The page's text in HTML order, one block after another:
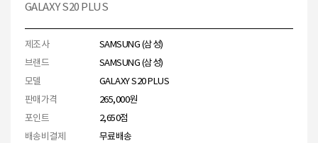
GALAXY S20 PLUS
제조사
SAMSUNG (삼성)
브랜드
SAMSUNG (삼성)
모델
GALAXY S20 PLUS
판매가격
265,000원
포인트
2,650점
배송비결제
무료배송